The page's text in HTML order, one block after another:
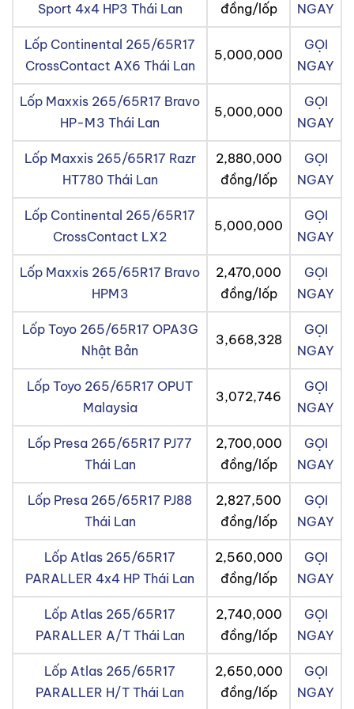
Sport 4x4 HP3 Thái Lan
đồng/lốp
NGAY
Lốp Continental 265/65R17
CrossContact AX6 Thái Lan
5,000,000
GỌI
NGAY
Lốp Maxxis 265/65R17 Bravo
HP-M3 Thái Lan
5,000,000
GỌI
NGAY
Lốp Maxxis 265/65R17 Razr
HT780 Thái Lan
2,880,000
đồng/lốp
GỌI
NGAY
Lốp Continental 265/65R17
CrossContact LX2
5,000,000
GỌI
NGAY
Lốp Maxxis 265/65R17 Bravo
HPM3
2,470,000
đồng/lốp
GỌI
NGAY
Lốp Toyo 265/65R17 OPA3G
Nhật Bản
3,668,328
GỌI
NGAY
Lốp Toyo 265/65R17 OPUT
Malaysia
3,072,746
GỌI
NGAY
Lốp Presa 265/65R17 PJ77
Thái Lan
2,700,000
đồng/lốp
GỌI
NGAY
Lốp Presa 265/65R17 PJ88
Thái Lan
2,827,500
đồng/lốp
GỌI
NGAY
Lốp Atlas 265/65R17
PARALLER 4x4 HP Thái Lan
2,560,000
đồng/lốp
GỌI
NGAY
Lốp Atlas 265/65R17
PARALLER A/T Thái Lan
2,740,000
đồng/lốp
GỌI
NGAY
Lốp Atlas 265/65R17
PARALLER H/T Thái Lan
2,650,000
đồng/lốp
GỌI
NGAY